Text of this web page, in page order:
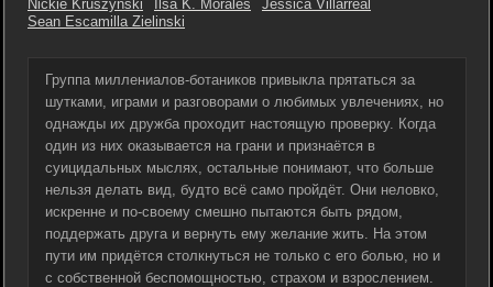
Nickie Kruszynski
Ilsa K. Morales
Jessica Villarreal
Sean Escamilla Zielinski
Группа миллениалов-ботаников привыкла прятаться за
шутками, играми и разговорами о любимых увлечениях, но
однажды их дружба проходит настоящую проверку. Когда
один из них оказывается на грани и признаётся в
суицидальных мыслях, остальные понимают, что больше
нельзя делать вид, будто всё само пройдёт. Они неловко,
искренне и по-своему смешно пытаются быть рядом,
поддержать друга и вернуть ему желание жить. На этом
пути им придётся столкнуться не только с его болью, но и
с собственной беспомощностью, страхом и взрослением.